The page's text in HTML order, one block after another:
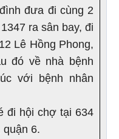
đưa đi cùng 2
ra sân bay, đi
Lê Hồng Phong,
đó về nhà bệnh
với bệnh nhân
đi hội chợ tại 634
6.